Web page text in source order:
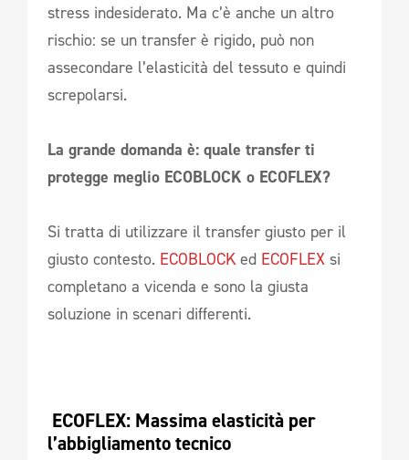
stress indesiderato. Ma c’è anche un altro
rischio: se un transfer è rigido, può non
assecondare l’elasticità del tessuto e quindi
screpolarsi.
La grande domanda è: quale transfer ti
protegge meglio ECOBLOCK o ECOFLEX?
Si tratta di utilizzare il transfer giusto per il
giusto contesto. ECOBLOCKed ECOFLEX si
completano a vicenda e sono la giusta
soluzione in scenari differenti.
l’abbigliamento tecnico